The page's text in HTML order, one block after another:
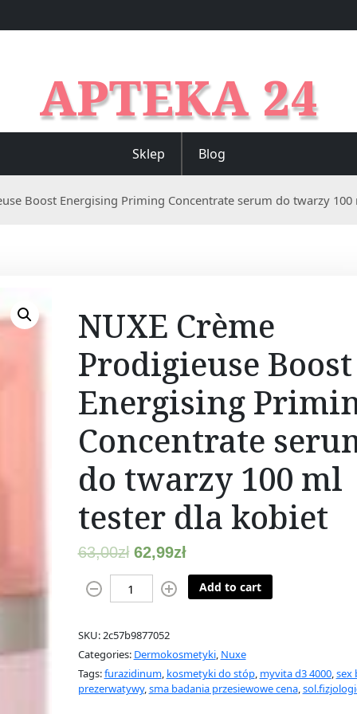
APTEKA 24
Sklep Blog
Boost Energising Priming Concentrate serum do twarzy
NUXE Crème
Prodigieuse Boost
Energising
Concentrate
do twarzy 100 ml
tester dla kobiet
63,00zł 62,99zł
N
E
C
r
è
Add to cart
SKU:2c57b9877052
Categories: Dermokosmetyki, Nuxe
Tags:furazidinum, kosmetyki do stóp, myvita d3 4000,sex
prezerwatywy,sma badania przesiewowe cena,